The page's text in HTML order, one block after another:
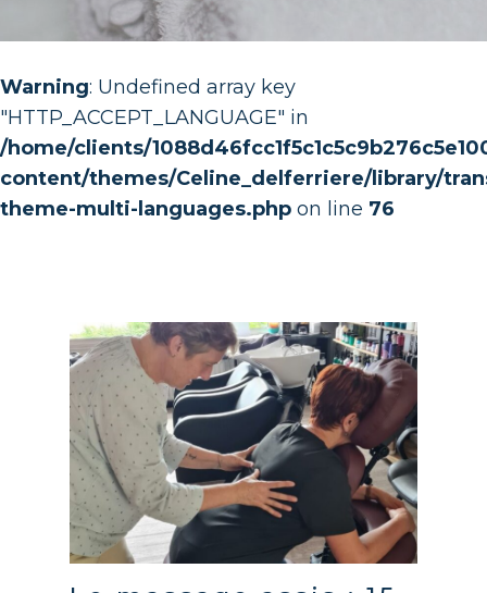
Warning: Undefined array key
"HTTP_ACCEPT_LANGUAGE" in
/home/clients/
content/themes/Celine_delferriere/library/
theme-multi-languages.php on line 76